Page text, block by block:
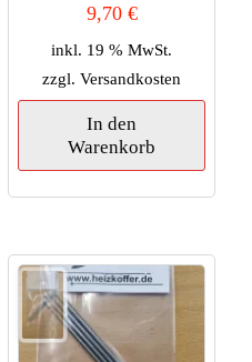
9,70 €
inkl. 19 % MwSt.
zzgl.Versandkosten
In den
Warenkorb